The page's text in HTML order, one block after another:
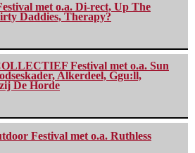
met o.a. Di-rect, Up The
Daddies, Therapy?
Festival met o.a. Sun
Alkerdeel, Ggu:ll,
De Horde
Festival met o.a. Ruthless